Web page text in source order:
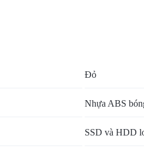
Đỏ
Nhựa ABS
SSD và HDD